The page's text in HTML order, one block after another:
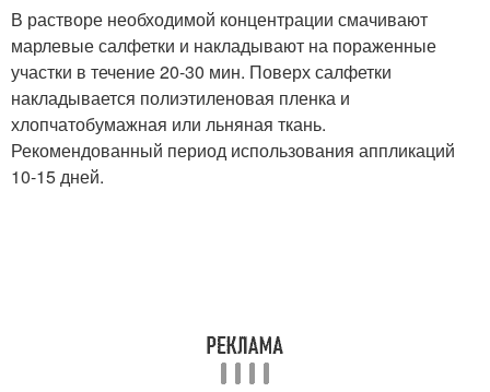
В растворе необходимой концентрации смачивают
марлевые салфетки и накладывают на пораженные
участки в течение 20-30 мин. Поверх салфетки
накладывается полиэтиленовая пленка и
хлопчатобумажная или льняная ткань.
Рекомендованный период использования аппликаций
10-15 дней.